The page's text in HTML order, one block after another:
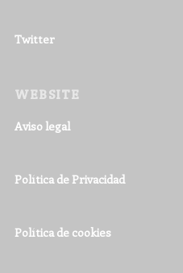
Twitter
WEBSITE
Aviso legal
Política de Privacidad
Política de cookies